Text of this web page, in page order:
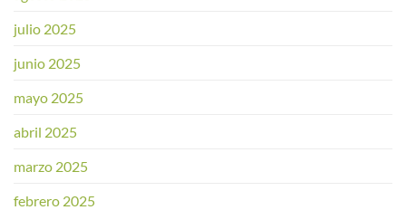
julio 2025
junio 2025
mayo 2025
abril 2025
marzo 2025
febrero 2025